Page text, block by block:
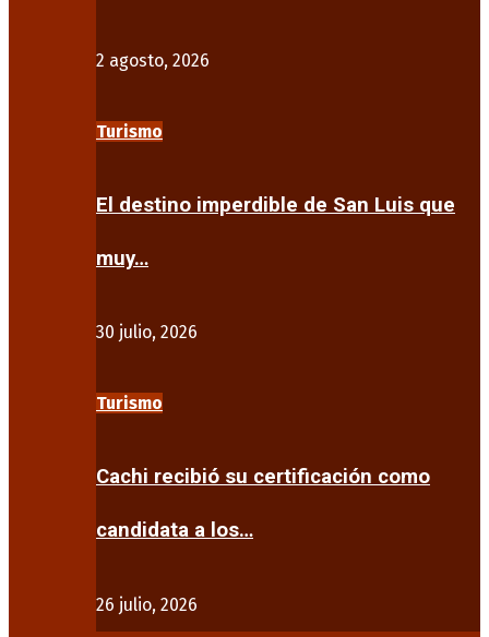
2 agosto, 2026
Turismo
El destino imperdible de San Luis que
muy…
30 julio, 2026
Turismo
Cachi recibió su certificación como
candidata a los…
26 julio, 2026